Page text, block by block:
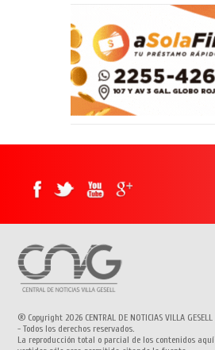
® Copyright 2026 CENTRAL DE NOTICIAS VILLA GESELL
- Todos los derechos reservados.
La reproducción total o parcial de los contenidos aquí